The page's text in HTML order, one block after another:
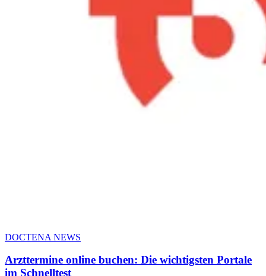
DOCTENA NEWS
Arzttermine online buchen: Die wichtigsten Portale
im Schnelltest